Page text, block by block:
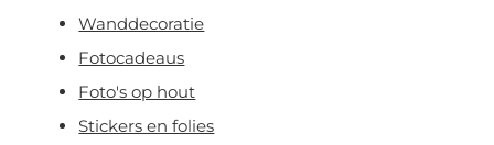
Wanddecoratie
Fotocadeaus
Foto's op hout
Stickers en folies